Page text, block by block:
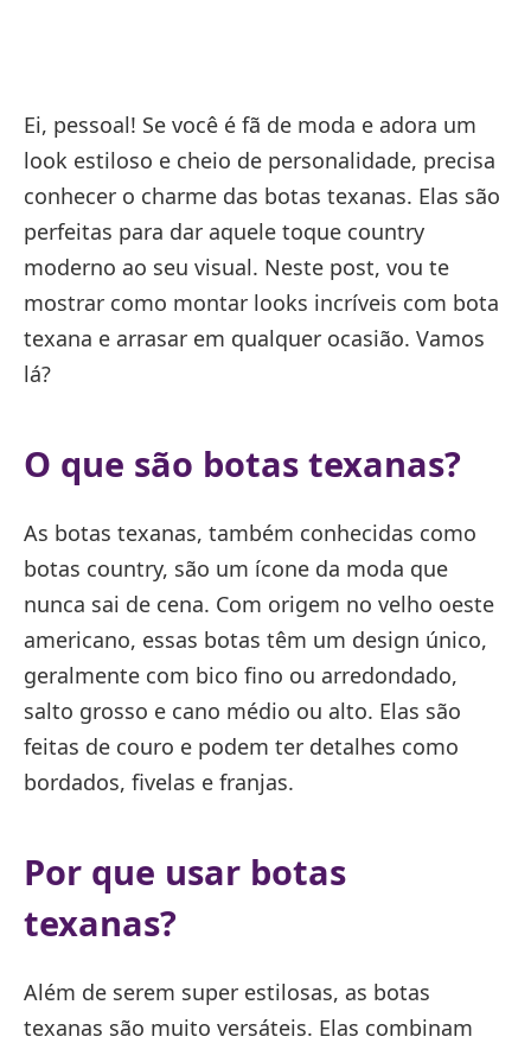
Ei, pessoal! Se você é fã de moda e adora um
look estiloso e cheio de personalidade, precisa
conhecer o charme das botas texanas. Elas são
perfeitas para dar aquele toque country
moderno ao seu visual. Neste post, vou te
mostrar como montar looks incríveis com bota
texana e arrasar em qualquer ocasião. Vamos
lá?
O que são botas texanas?
As botas texanas, também conhecidas como
botas country, são um ícone da moda que
nunca sai de cena. Com origem no velho oeste
americano, essas botas têm um design único,
geralmente com bico fino ou arredondado,
salto grosso e cano médio ou alto. Elas são
feitas de couro e podem ter detalhes como
bordados, fivelas e franjas.
Por que usar botas
texanas?
Além de serem super estilosas, as botas
texanas são muito versáteis. Elas combinam